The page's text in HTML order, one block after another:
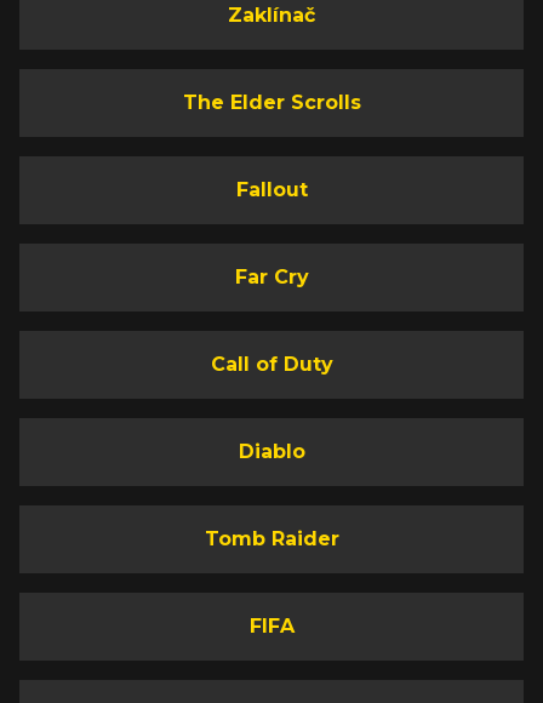
Zaklínač
The Elder Scrolls
Fallout
Far Cry
Call of Duty
Diablo
Tomb Raider
FIFA